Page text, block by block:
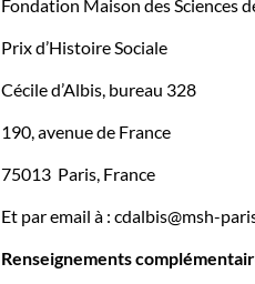
Fondation Maison des Sciences
Prix d’Histoire Sociale
Cécile d’Albis, bureau 328
190, avenue de France
75013 Paris, France
Et par email à : cdalbis@msh-
Renseignements